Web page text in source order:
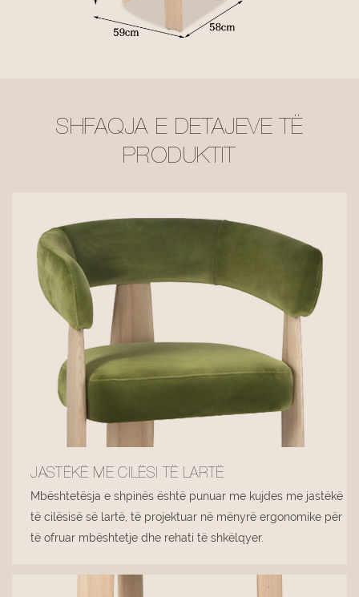
SHFAQJA E DETAJEVE TË
PRODUKTIT
JASTËKË ME CILËSI TË LARTË
Mbështetësja e shpinës është punuar me kujdes me jastëkë
të cilësisë së lartë, të projektuar në mënyrë ergonomike për
të ofruar mbështetje dhe rehati të shkëlqyer.